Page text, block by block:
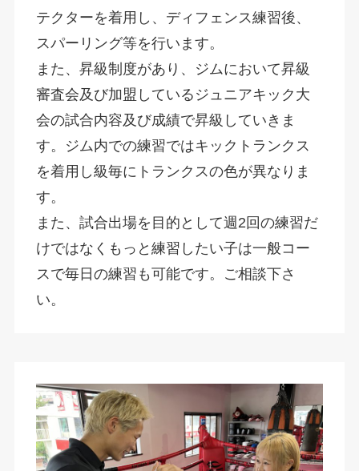
テクターを着用し、ディフェンス練習後、
スパーリング等を行います。
また、昇級制度があり、ジムにおいて昇級
審査会及び加盟しているジュニアキック大
会の試合内容及び成績で昇級していきま
す。ジム内での練習ではキックトランクス
を着用し級毎にトランクスの色が異なりま
す。
また、試合出場を目的として週2回の練習だ
けではなくもっと練習したい子は一般コー
スで毎日の練習も可能です。ご相談下さ
い。